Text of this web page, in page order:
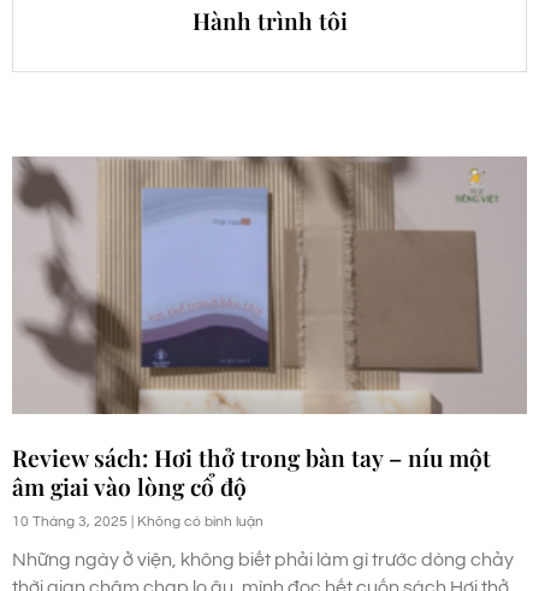
Hành trình tôi
Review sách: Hơi thở trong bàn tay – níu một
âm giai vào lòng cổ độ
10 Tháng 3, 2025 Không có bình luận
Những ngày ở viện, không biết phải làm gì trước dòng chảy